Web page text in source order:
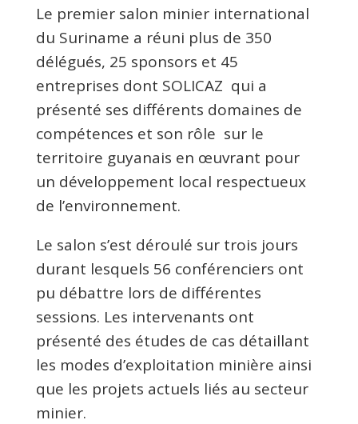
Le premier salon minier international
du Suriname a réuni plus de 350
délégués, 25 sponsors et 45
entreprises dont SOLICAZ qui a
présenté ses différents domaines de
compétences et son rôle sur le
territoire guyanais en œuvrant pour
un développement local respectueux
de l’environnement.
Le salon s’est déroulé sur trois jours
durant lesquels 56 conférenciers ont
pu débattre lors de différentes
sessions. Les intervenants ont
présenté des études de cas détaillant
les modes d’exploitation minière ainsi
que les projets actuels liés au secteur
minier.